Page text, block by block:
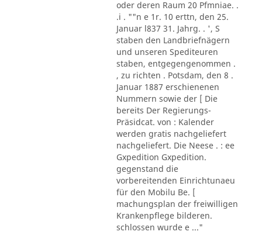
oder deren Raum 20 Pfmniae. .
.i . ""n e 1r. 10 erttn, den 25.
Januar l837 31. Jahrg. . ', S
staben den Landbriefnägern
und unseren Spediteuren
staben, entgegengenommen .
, zu richten . Potsdam, den 8 .
Januar 1887 erschienenen
Nummern sowie der [ Die
bereits Der Regierungs-
Präsidcat. von : Kalender
werden gratis nachgeliefert
nachgeliefert. Die Neese . : ee
Gxpedition Gxpedition.
gegenstand die
vorbereitenden Einrichtunaeu
für den Mobilu Be. [
machungsplan der freiwilligen
Krankenpflege bilderen.
schlossen wurde e ..."